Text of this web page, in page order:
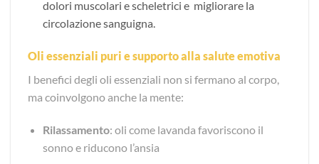
dolori muscolari e scheletrici e migliorare la
circolazione sanguigna.
Oli essenziali puri e supporto alla salute emotiva
I benefici degli oli essenziali non si fermano al corpo,
ma coinvolgono anche la mente:
Rilassamento: oli come lavanda favoriscono il
sonno e riducono l’ansia